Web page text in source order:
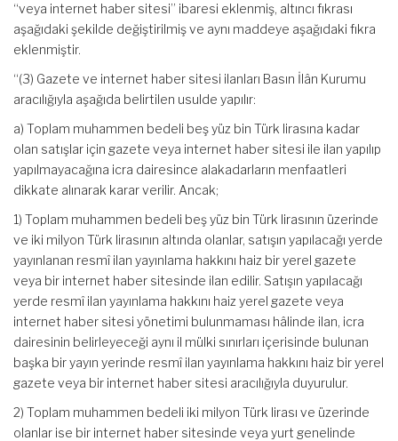
“veya internet haber sitesi” ibaresi eklenmiş, altıncı fıkrası
aşağıdaki şekilde değiştirilmiş ve aynı maddeye aşağıdaki fıkra
eklenmiştir.
“(3) Gazete ve internet haber sitesi ilanları Basın İlân Kurumu
aracılığıyla aşağıda belirtilen usulde yapılır:
a) Toplam muhammen bedeli beş yüz bin Türk lirasına kadar
olan satışlar için gazete veya internet haber sitesi ile ilan yapılıp
yapılmayacağına icra dairesince alakadarların menfaatleri
dikkate alınarak karar verilir. Ancak;
1) Toplam muhammen bedeli beş yüz bin Türk lirasının üzerinde
ve iki milyon Türk lirasının altında olanlar, satışın yapılacağı yerde
yayınlanan resmî ilan yayınlama hakkını haiz bir yerel gazete
veya bir internet haber sitesinde ilan edilir. Satışın yapılacağı
yerde resmî ilan yayınlama hakkını haiz yerel gazete veya
internet haber sitesi yönetimi bulunmaması hâlinde ilan, icra
dairesinin belirleyeceği aynı il mülki sınırları içerisinde bulunan
başka bir yayın yerinde resmî ilan yayınlama hakkını haiz bir yerel
gazete veya bir internet haber sitesi aracılığıyla duyurulur.
2) Toplam muhammen bedeli iki milyon Türk lirası ve üzerinde
olanlar ise bir internet haber sitesinde veya yurt genelinde